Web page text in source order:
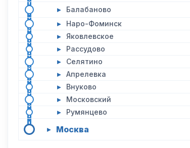
▸ Балабаново
▸ Наро-Фоминск
▸ Яковлевское
▸ Рассудово
▸ Селятино
▸ Апрелевка
▸ Внуково
▸ Московский
▸ Румянцево
▸ Москва